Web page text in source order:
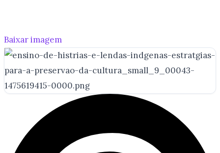
Baixar imagem